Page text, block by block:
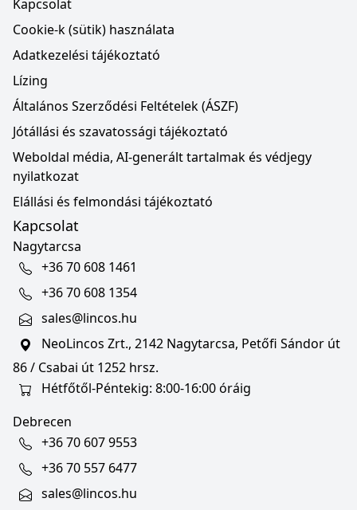
Kapcsolat
Cookie-k (sütik) használata
Adatkezelési tájékoztató
Lízing
Általános Szerződési Feltételek (ÁSZF)
Jótállási és szavatossági tájékoztató
Weboldal média, AI-generált tartalmak és védjegy
nyilatkozat
Elállási és felmondási tájékoztató
Kapcsolat
Nagytarcsa
+36 70 608 1461
+36 70 608 1354
sales@lincos.hu
NeoLincos Zrt., 2142 Nagytarcsa, Petőfi Sándor út
86 / Csabai út 1252 hrsz.
Hétfőtől-Péntekig: 8:00-16:00 óráig
Debrecen
+36 70 607 9553
+36 70 557 6477
sales@lincos.hu